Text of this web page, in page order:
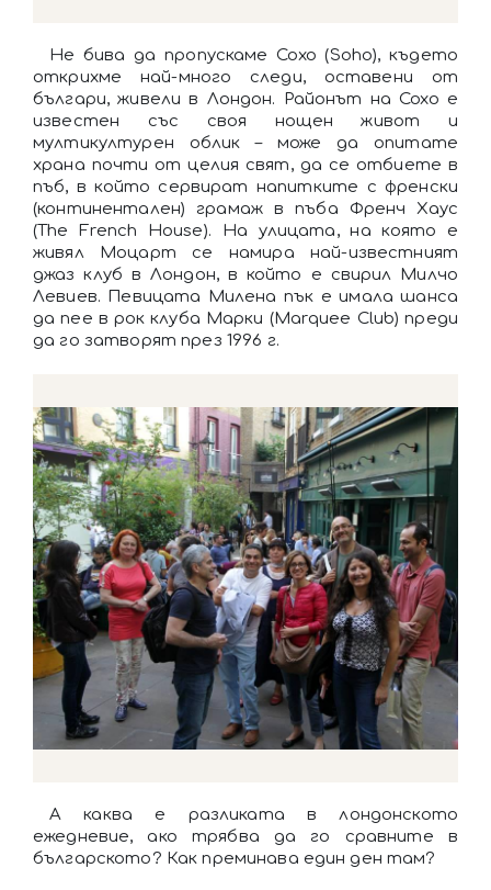
Не бива да пропускаме Сохо (Soho), където
открихме най-много следи, оставени от
българи, живели в Лондон. Районът на Сохо е
известен със своя нощен живот и
мултикултурен облик – може да опитате
храна почти от целия свят, да се отбиете в
пъб, в който сервират напитките с френски
(континентален) грамаж в пъба Френч Хаус
(The French House). На улицата, на която е
живял Моцарт се намира най-известният
джаз клуб в Лондон, в който е свирил Милчо
Левиев. Певицата Милена пък е имала шанса
да пее в рок клуба Марки (Marquee Club) преди
да го затворят през 1996 г.
А каква е разликата в лондонското
ежедневие, ако трябва да го сравните в
българското? Как преминава един ден там?